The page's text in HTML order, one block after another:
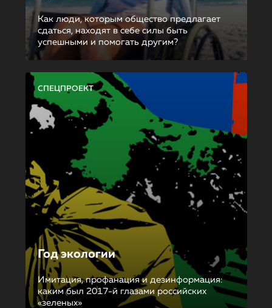
Как люди, которым общество предлагает
сдаться, находят в себе силы быть
успешными и помогать другим?
СПЕЦПРОЕКТ
Год экологии
Имитация, профанация и дезинформация:
каким был 2017-й глазами российских
«зеленых»